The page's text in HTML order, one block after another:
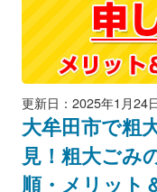
更新日：2025年1月24
大牟田市で粗
見！粗大ごみ
順・メリット